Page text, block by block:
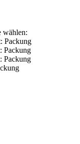
wählen:
Packung
Packung
Packung